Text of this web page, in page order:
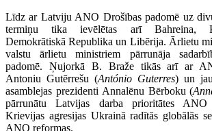
Līdz ar Latviju ANO Drošības padomē uz
termiņu tika ievēlētas arī Bahreina,
Demokrātiskā Republika un Libērija. Ārlietu
valstu ārlietu ministriem pārrunāja
padomē. Ņujorkā B. Braže tikās arī ar
Antoniu Gutērrešu (António Guterres) un
asamblejas prezidenti Annalēnu Bērboku (
pārrunātu Latvijas darba prioritātes ANO
Krievijas agresijas Ukrainā radītās globālās
ANO reformas.